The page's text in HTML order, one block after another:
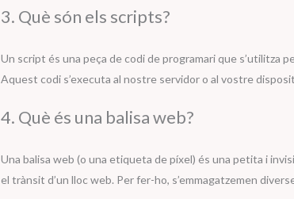
3. Què són els scripts?
Un script és una peça de codi de programari que
Aquest codi s’executa al nostre servidor o al vostre
4. Què és una balisa web?
Una balisa web (o una etiqueta de píxel) és una petita i
el trànsit d’un lloc web. Per fer-ho, s’emmagatzemen